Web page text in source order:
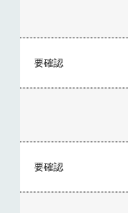
要確認
要確認